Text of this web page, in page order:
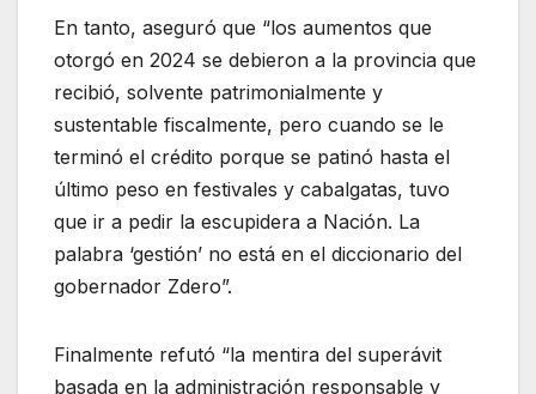
En tanto, aseguró que “los aumentos que
otorgó en 2024 se debieron a la provincia que
recibió, solvente patrimonialmente y
sustentable fiscalmente, pero cuando se le
terminó el crédito porque se patinó hasta el
último peso en festivales y cabalgatas, tuvo
que ir a pedir la escupidera a Nación. La
palabra ‘gestión’ no está en el diccionario del
gobernador Zdero”.
Finalmente refutó “la mentira del superávit
basada en la administración responsable y